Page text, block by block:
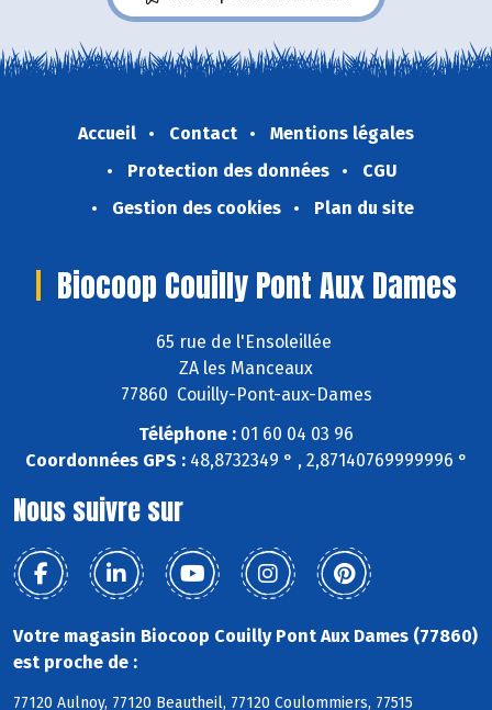
Accueil Contact
Mentions légales
Protection des données
CGU
Gestion des cookies
Plan du site
Biocoop Couilly Pont Aux Dames
65 rue de l'Ensoleillée
ZA les Manceaux
77860 Couilly-Pont-aux-Dames
Téléphone : 01 60 04 03 96
Coordonnées GPS :48,8732349 ° , 2,87140769999996 °
Nous suivre sur
Votre magasin Biocoop Couilly Pont Aux Dames (77860)
est proche de :
77120 Aulnoy, 77120 Beautheil, 77120 Coulommiers, 77515